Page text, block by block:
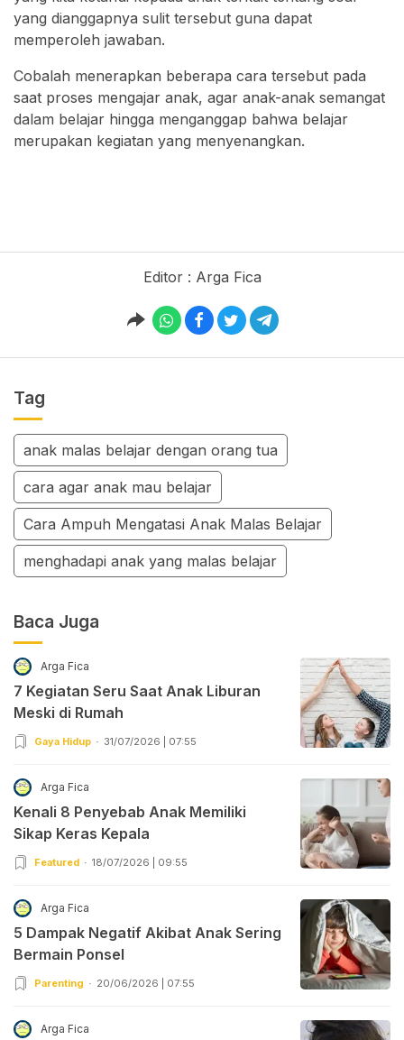
yang dianggapnya sulit tersebut guna dapat
memperoleh jawaban.
Cobalah menerapkan beberapa cara tersebut pada
saat proses mengajar anak, agar anak-anak semangat
dalam belajar hingga menganggap bahwa belajar
merupakan kegiatan yang menyenangkan.
Editor : Arga Fica
Tag
anak malas belajar dengan orang tua
cara agar anak mau belajar
Cara Ampuh Mengatasi Anak Malas Belajar
menghadapi anak yang malas belajar
Baca Juga
Arga Fica
7 Kegiatan Seru Saat Anak Liburan
Meski di Rumah
Gaya Hidup 31/07/2026 | 07:55
Arga Fica
Kenali 8 Penyebab Anak Memiliki
Sikap Keras Kepala
Featured 18/07/2026 | 09:55
Arga Fica
5 Dampak Negatif Akibat Anak Sering
Bermain Ponsel
Parenting 20/06/2026 | 07:55
Arga Fica